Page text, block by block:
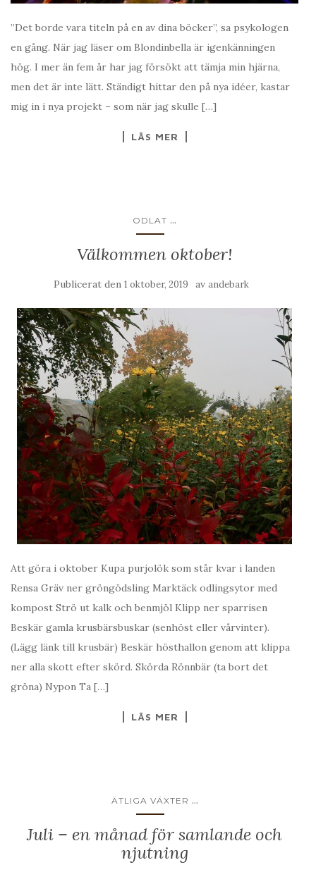
”Det borde vara titeln på en av dina böcker”, sa psykologen
en gång. När jag läser om Blondinbella är igenkänningen
hög. I mer än fem år har jag försökt att tämja min hjärna,
men det är inte lätt. Ständigt hittar den på nya idéer, kastar
mig in i nya projekt – som när jag skulle […]
LÄS MER
ODLAT ...
Välkommen oktober!
Publicerat den 1 oktober, 2019 av andebark
Att göra i oktober Kupa purjolök som står kvar i landen
Rensa Gräv ner gröngödsling Marktäck odlingsytor med
kompost Strö ut kalk och benmjöl Klipp ner sparrisen
Beskär gamla krusbärsbuskar (senhöst eller vårvinter).
(Lägg länk till krusbär) Beskär hösthallon genom att klippa
ner alla skott efter skörd. Skörda Rönnbär (ta bort det
gröna) Nypon Ta […]
LÄS MER
ÄTLIGA VÄXTER ...
Juli – en månad för samlande och
njutning